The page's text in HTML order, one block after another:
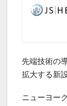
先端技術の
拡大する新
ニューヨー